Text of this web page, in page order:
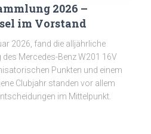
2026 –
im Vorstand
2026, fand die alljährliche
Mercedes-Benz W201 16V
Punkten und einem
Clubjahr standen vor allem
im Mittelpunkt.